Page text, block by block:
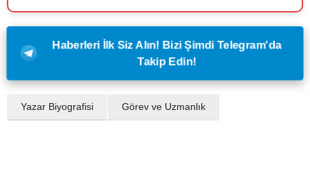
Haberleri İlk Siz Alın! Bizi Şimdi Telegram'da
Takip Edin!
Yazar Biyografisi Görev ve Uzmanlık